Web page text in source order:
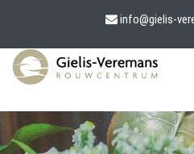
info@gielis-